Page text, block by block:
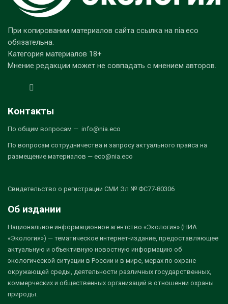
При копировании материалов сайта ссылка на nia.eco
обязательна.
Категория материалов 18+
Мнение редакции может не совпадать с мнением авторов.
Контакты
По общим вопросам — info@nia.eco
По вопросам сотрудничества и запросу актуального прайса на
размещение материалов — eco@nia.eco
Свидетельство о регистрации СМИ Эл № ФС77-80306
Об издании
Национальное информационное агентство «Экология» (НИА
«Экология») — тематическое интернет-издание, предоставляющее
актуальную и объективную новостную информацию об
экологической ситуации в России и в мире, мерах по охране
окружающей среды, деятельности различных государственных,
коммерческих и общественных организаций в отношении охраны
природы.